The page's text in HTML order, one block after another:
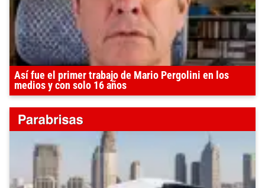
Así fue el primer trabajo de Mario Pergolini en los
medios y con solo 16 años